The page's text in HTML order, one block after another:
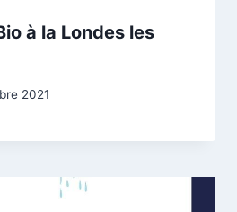
à la Londes les
2021